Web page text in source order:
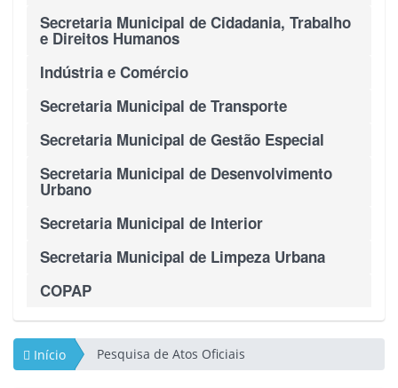
Secretaria Municipal de Cidadania, Trabalho
e Direitos Humanos
Indústria e Comércio
Secretaria Municipal de Transporte
Secretaria Municipal de Gestão Especial
Secretaria Municipal de Desenvolvimento
Urbano
Secretaria Municipal de Interior
Secretaria Municipal de Limpeza Urbana
COPAP
Início Pesquisa de Atos Oficiais